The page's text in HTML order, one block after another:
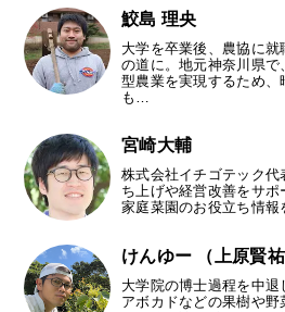
鮫島 理央
大学を卒業後、農協に
の道に。地元神奈川県
型農業を実現するため、
も…
宮崎大輔
株式会社イチゴテック
ち上げや経営改善をサ
家庭菜園のお役立ち情
けんゆー （上原賢祐
大学院の博士過程を中
アボカドなどの果樹や